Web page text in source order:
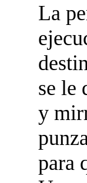
La
se le
y
para